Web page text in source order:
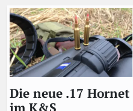
Die neue .17 Hornet
im K&S